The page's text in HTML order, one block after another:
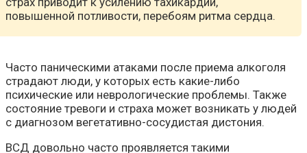
повышенной потливости, перебоям ритма сердца.
Часто паническими атаками после приема алкоголя
страдают люди, у которых есть какие-либо
психические или неврологические проблемы. Также
состояние тревоги и страха может возникать у людей
с диагнозом вегетативно-сосудистая дистония.
ВСД довольно часто проявляется такими